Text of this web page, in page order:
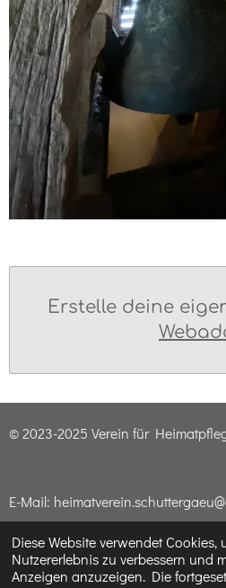
Diese Website verwendet Cookies,
Nutzererlebnis zu verbessern und
Anzeigen anzuzeigen. Die
Erstelle deine
© 2023-2025 Verein für
E-Mail:
Impressum & Datenschutzerklärung